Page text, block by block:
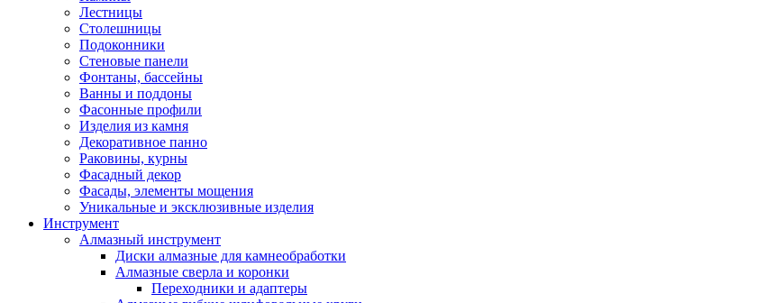
Лестницы
Столешницы
Подоконники
Стеновые панели
Фонтаны, бассейны
Ванны и поддоны
Фасонные профили
Изделия из камня
Декоративное панно
Раковины, курны
Фасадный декор
Фасады, элементы мощения
Уникальные и эксклюзивные изделия
Инструмент
Алмазный инструмент
Диски алмазные для камнеобработки
Алмазные сверла и коронки
Переходники и адаптеры